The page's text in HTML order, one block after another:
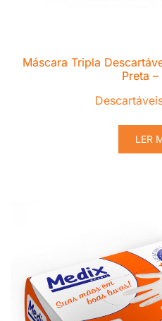
Máscara Tripla
Preta
LER